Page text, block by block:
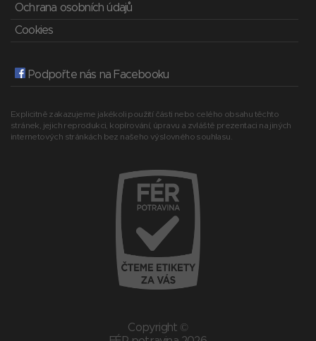
Ochrana osobních údajů
Cookies
Podpořte nás na Facebooku
Explicitně zakazujeme jakékoli použití části nebo celého obsahu těchto
stránek, jejich reprodukci, kopírování, úpravu a zvláště prezentaci na jiných
internetových stránkách bez našeho výslovného souhlasu.
Copyright ©